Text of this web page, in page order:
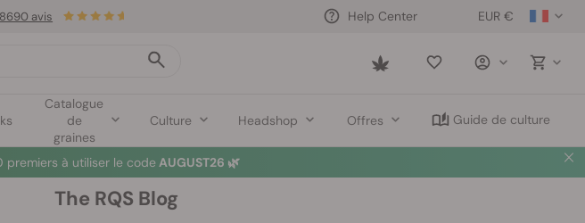
EUR €
Help Center
Saved
Catalogue
de
graines
Culture Headshop Offres Guide de culture
avis
premiers à utiliser le code AUGUST26 🌿
The RQS Blog